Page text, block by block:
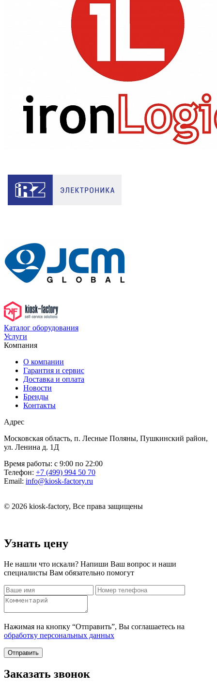
Каталог оборудования
Услуги
Компания
О компании
Гарантия и сервис
Доставка и оплата
Новости
Бренды
Контакты
Адрес
Московская область, п. Лесные Поляны, Пушкинский район,
ул. Ленина д. 1Д
Время работы: с 9:00 по 22:00
Телефон: +7 (499) 994 50 70
Email: info@kiosk-factory.ru
© 2026 kiosk-factory, Все права защищены
Узнать цену
Не нашли что искали? Напиши Ваш вопрос и наши
специалисты Вам обязательно помогут
Нажимая на кнопку “Отправить”, Вы соглашаетесь на
обработку персональных данных
Отправить
Заказать звонок